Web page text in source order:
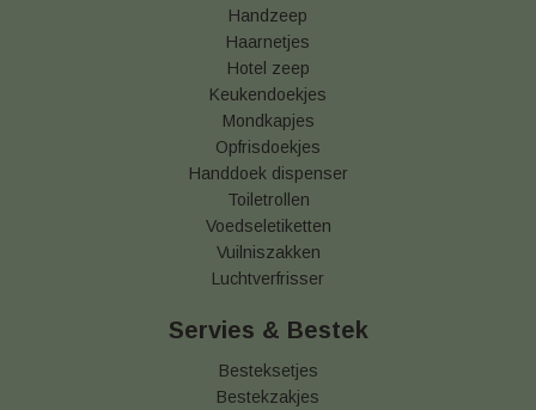
Handzeep
Haarnetjes
Hotel zeep
Keukendoekjes
Mondkapjes
Opfrisdoekjes
Handdoek dispenser
Toiletrollen
Voedseletiketten
Vuilniszakken
Luchtverfrisser
Servies & Bestek
Besteksetjes
Bestekzakjes